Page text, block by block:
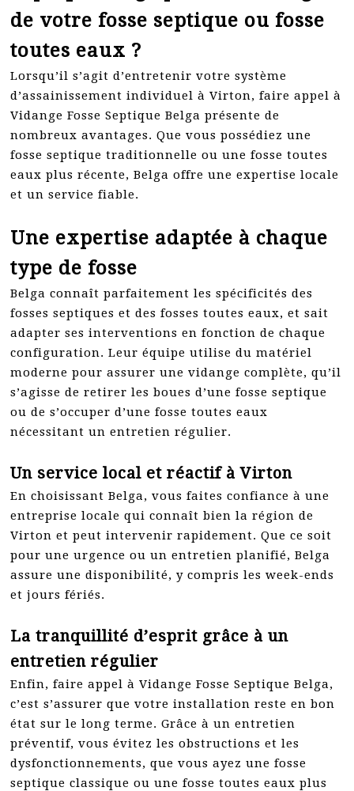
de votre fosse septique ou fosse
toutes eaux ?
Lorsqu’il s’agit d’entretenir votre système
d’assainissement individuel à Virton, faire appel à
Vidange Fosse Septique Belga présente de
nombreux avantages. Que vous possédiez une
fosse septique traditionnelle ou une fosse toutes
eaux plus récente, Belga offre une expertise locale
et un service fiable.
Une expertise adaptée à chaque
type de fosse
Belga connaît parfaitement les spécificités des
fosses septiques et des fosses toutes eaux, et sait
adapter ses interventions en fonction de chaque
configuration. Leur équipe utilise du matériel
moderne pour assurer une vidange complète, qu’il
s’agisse de retirer les boues d’une fosse septique
ou de s’occuper d’une fosse toutes eaux
nécessitant un entretien régulier.
Un service local et réactif à Virton
En choisissant Belga, vous faites confiance à une
entreprise locale qui connaît bien la région de
Virton et peut intervenir rapidement. Que ce soit
pour une urgence ou un entretien planifié, Belga
assure une disponibilité, y compris les week-ends
et jours fériés.
La tranquillité d’esprit grâce à un
entretien régulier
Enfin, faire appel à Vidange Fosse Septique Belga,
c’est s’assurer que votre installation reste en bon
état sur le long terme. Grâce à un entretien
préventif, vous évitez les obstructions et les
dysfonctionnements, que vous ayez une fosse
septique classique ou une fosse toutes eaux plus